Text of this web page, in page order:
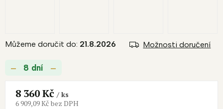
8 dní
Můžeme doručit do: 21.8.2026 Možnosti doručení
8 360 Kč/ ks
6 909,09 Kč bez DPH